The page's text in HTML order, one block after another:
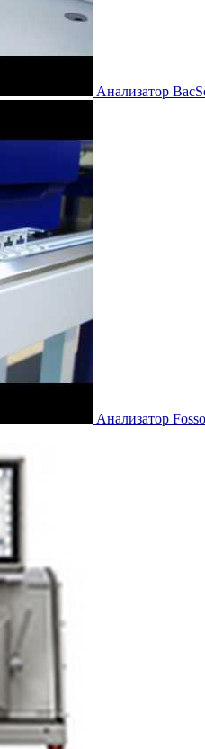
Анализатор
Анализатор